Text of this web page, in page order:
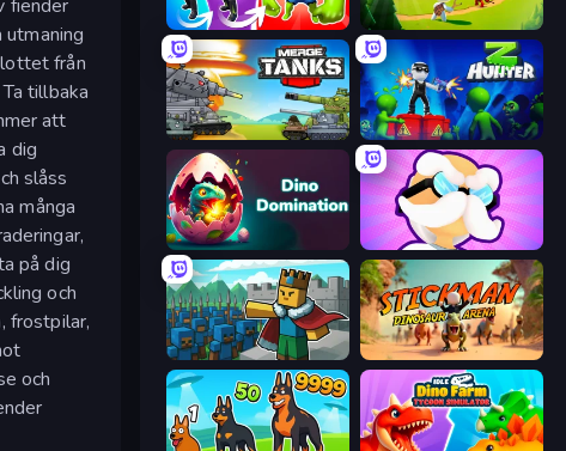
fiender
från
tillbaka
att
dig
slåss
många
på dig
och
frostpilar,
och
Infection Town of Zombies Age Of Arms
Merge Master Tanks: Tank Wars Z Hunter
Dino Domination Mutant Idle
Cube Commander Stickman: Dinosaur Arena